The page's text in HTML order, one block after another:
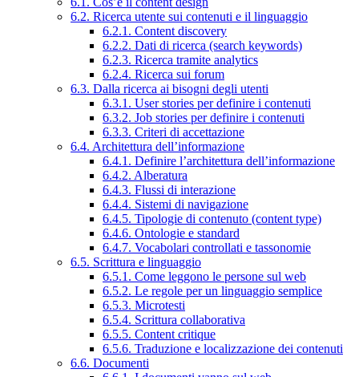
6.2. Ricerca utente sui contenuti e il linguaggio
6.2.1. Content discovery
6.2.2. Dati di ricerca (search keywords)
6.2.3. Ricerca tramite analytics
6.2.4. Ricerca sui forum
6.3. Dalla ricerca ai bisogni degli utenti
6.3.1. User stories per definire i contenuti
6.3.2. Job stories per definire i contenuti
6.3.3. Criteri di accettazione
6.4. Architettura dell’informazione
6.4.1. Definire l’architettura dell’informazione
6.4.2. Alberatura
6.4.3. Flussi di interazione
6.4.4. Sistemi di navigazione
6.4.5. Tipologie di contenuto (content type)
6.4.6. Ontologie e standard
6.4.7. Vocabolari controllati e tassonomie
6.5. Scrittura e linguaggio
6.5.1. Come leggono le persone sul web
6.5.2. Le regole per un linguaggio semplice
6.5.3. Microtesti
6.5.4. Scrittura collaborativa
6.5.5. Content critique
6.5.6. Traduzione e localizzazione dei contenuti
6.6. Documenti